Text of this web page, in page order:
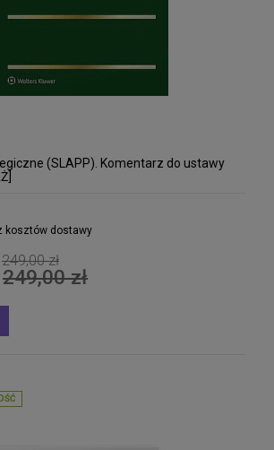
Cena regularna:219,00 zł
(SLAPP). Komentarz do ustawy
kosztów dostawy
249,00 zł
249,00 zł